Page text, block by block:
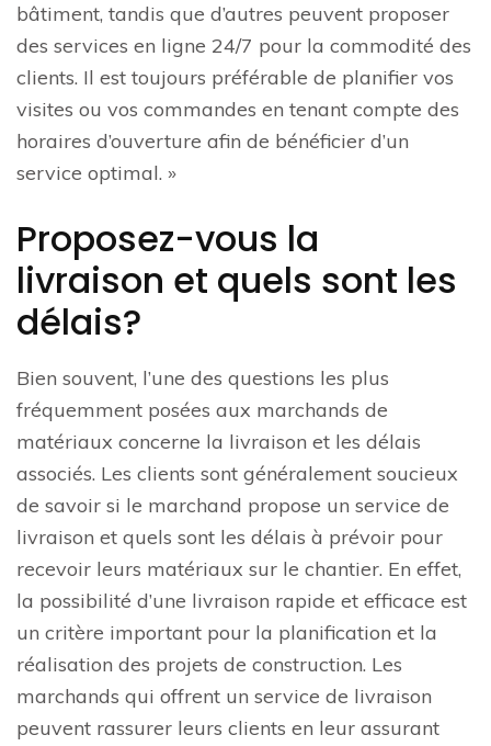
bâtiment, tandis que d’autres peuvent proposer
des services en ligne 24/7 pour la commodité des
clients. Il est toujours préférable de planifier vos
visites ou vos commandes en tenant compte des
horaires d’ouverture afin de bénéficier d’un
service optimal. »
Proposez-vous la
livraison et quels sont les
délais?
Bien souvent, l’une des questions les plus
fréquemment posées aux marchands de
matériaux concerne la livraison et les délais
associés. Les clients sont généralement soucieux
de savoir si le marchand propose un service de
livraison et quels sont les délais à prévoir pour
recevoir leurs matériaux sur le chantier. En effet,
la possibilité d’une livraison rapide et efficace est
un critère important pour la planification et la
réalisation des projets de construction. Les
marchands qui offrent un service de livraison
peuvent rassurer leurs clients en leur assurant